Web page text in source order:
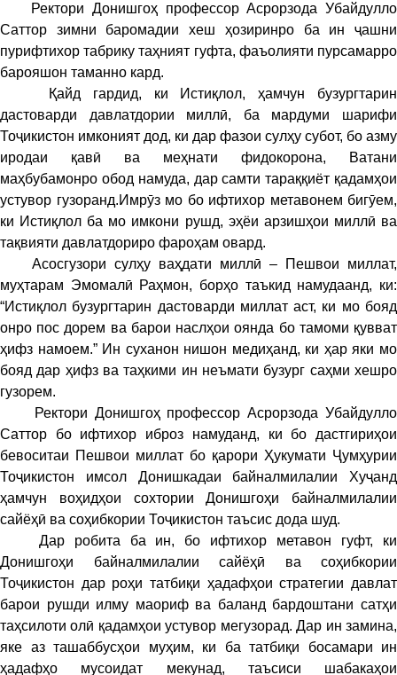
Ректори Донишгоҳ профессор Асрорзода Убайдулло
Саттор зимни баромадии хеш ҳозиринро ба ин ҷашни
пурифтихор табрику таҳният гуфта, фаъолияти пурсамарро
барояшон таманно кард.
Қайд гардид, ки Истиқлол, ҳамчун бузургтарин
дастоварди давлатдории миллӣ, ба мардуми шарифи
Тоҷикистон имконият дод, ки дар фазои сулҳу субот, бо азму
иродаи қавӣ ва меҳнати фидокорона, Ватани
маҳбубамонро обод намуда, дар самти тараққиёт қадамҳои
устувор гузоранд.Имрӯз мо бо ифтихор метавонем бигӯем,
ки Истиқлол ба мо имкони рушд, эҳёи арзишҳои миллӣ ва
тақвияти давлатдориро фароҳам овард.
Асосгузори сулҳу ваҳдати миллӣ – Пешвои миллат,
муҳтарам Эмомалӣ Раҳмон, борҳо таъкид намудаанд, ки:
“Истиқлол бузургтарин дастоварди миллат аст, ки мо бояд
онро пос дорем ва барои наслҳои оянда бо тамоми қувват
ҳифз намоем.” Ин суханон нишон медиҳанд, ки ҳар яки мо
бояд дар ҳифз ва таҳкими ин неъмати бузург саҳми хешро
гузорем.
Ректори Донишгоҳ профессор Асрорзода Убайдулло
Саттор бо ифтихор иброз намуданд, ки бо дастгириҳои
бевоситаи Пешвои миллат бо қарори Ҳукумати Ҷумҳурии
Тоҷикистон имсол Донишкадаи байналмилалии Хуҷанд
ҳамчун воҳидҳои сохтории Донишгоҳи байналмилалии
сайёҳӣ ва соҳибкории Тоҷикистон таъсис дода шуд.
Дар робита ба ин, бо ифтихор метавон гуфт, ки
Донишгоҳи байналмилалии сайёҳӣ ва соҳибкории
Тоҷикистон дар роҳи татбиқи ҳадафҳои стратегии давлат
барои рушди илму маориф ва баланд бардоштани сатҳи
таҳсилоти олӣ қадамҳои устувор мегузорад. Дар ин замина,
яке аз ташаббусҳои муҳим, ки ба татбиқи босамари ин
ҳадафҳо мусоидат мекунад, таъсиси шабакаҳои